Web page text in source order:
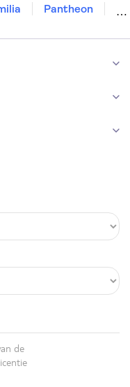
Pantheon
Castle
de